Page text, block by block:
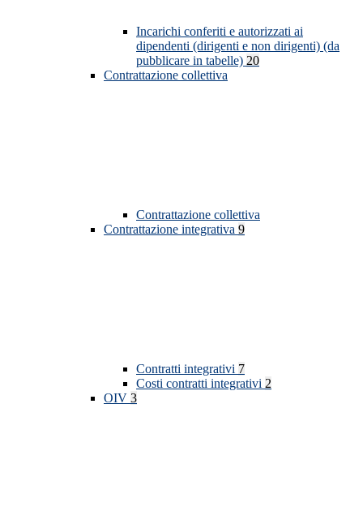
Incarichi conferiti e autorizzati ai
dipendenti (dirigenti e non dirigenti) (da
pubblicare in tabelle) 20
Contrattazione collettiva
Contrattazione collettiva
Contrattazione integrativa 9
Contratti integrativi 7
Costi contratti integrativi 2
OIV 3